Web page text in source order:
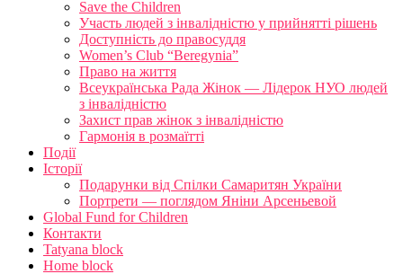
Save the Children
Участь людей з інвалідністю у прийнятті рішень
Доступність до правосуддя
Women’s Club “Beregynia”
Право на життя
Всеукраїнська Рада Жінок — Лідерок НУО людей
з інвалідністю
Захист прав жінок з інвалідністю
Гармонія в розмаїтті
Події
Історії
Подарунки від Спілки Самаритян України
Портрети — поглядом Яніни Арсеньевой
Global Fund for Children
Контакти
Tatyana block
Home block